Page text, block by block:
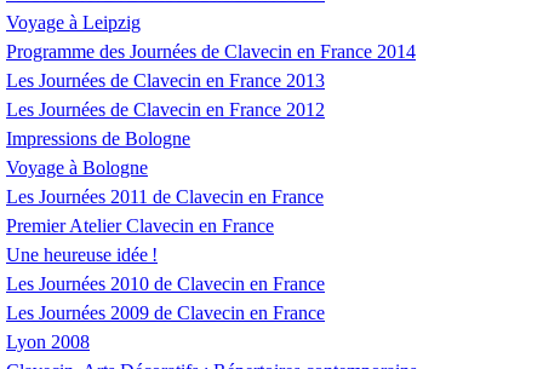
Voyage à Leipzig
Programme des Journées de Clavecin en France 2014
Les Journées de Clavecin en France 2013
Les Journées de Clavecin en France 2012
Impressions de Bologne
Voyage à Bologne
Les Journées 2011 de Clavecin en France
Premier Atelier Clavecin en France
Une heureuse idée !
Les Journées 2010 de Clavecin en France
Les Journées 2009 de Clavecin en France
Lyon 2008